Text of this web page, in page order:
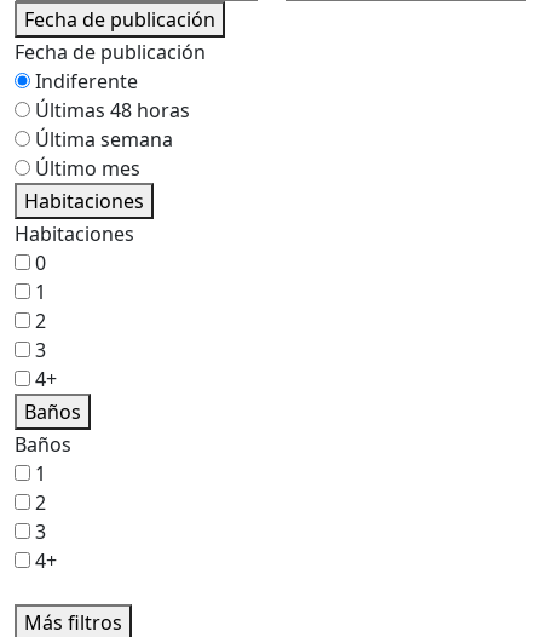
Fecha de publicación
Fecha de publicación
Indiferente
Últimas 48 horas
Última semana
Último mes
Habitaciones
Habitaciones
0
1
2
3
4+
Baños
Baños
1
2
3
4+
Más filtros